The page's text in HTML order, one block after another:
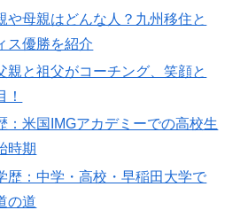
や母親はどんな人？九州移住と
ス優勝を紹介
親と祖父がコーチング、笑顔と
！
：米国IMGアカデミーでの高校生
時期
歴：中学・高校・早稲田大学で
の道